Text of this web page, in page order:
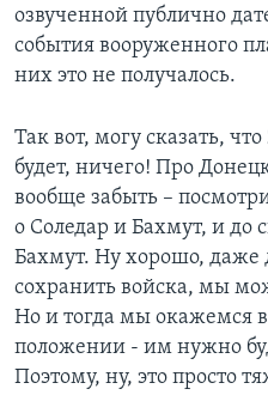
озвученной публично
события вооруженного
них это не получалось.
Так вот, могу сказать,
будет, ничего! Про
вообще забыть –
о Соледар и Бахмут, и до
Бахмут. Ну хорошо, даже
сохранить войска, мы
Но и тогда мы окажемся
положении - им нужно
Поэтому, ну, это просто